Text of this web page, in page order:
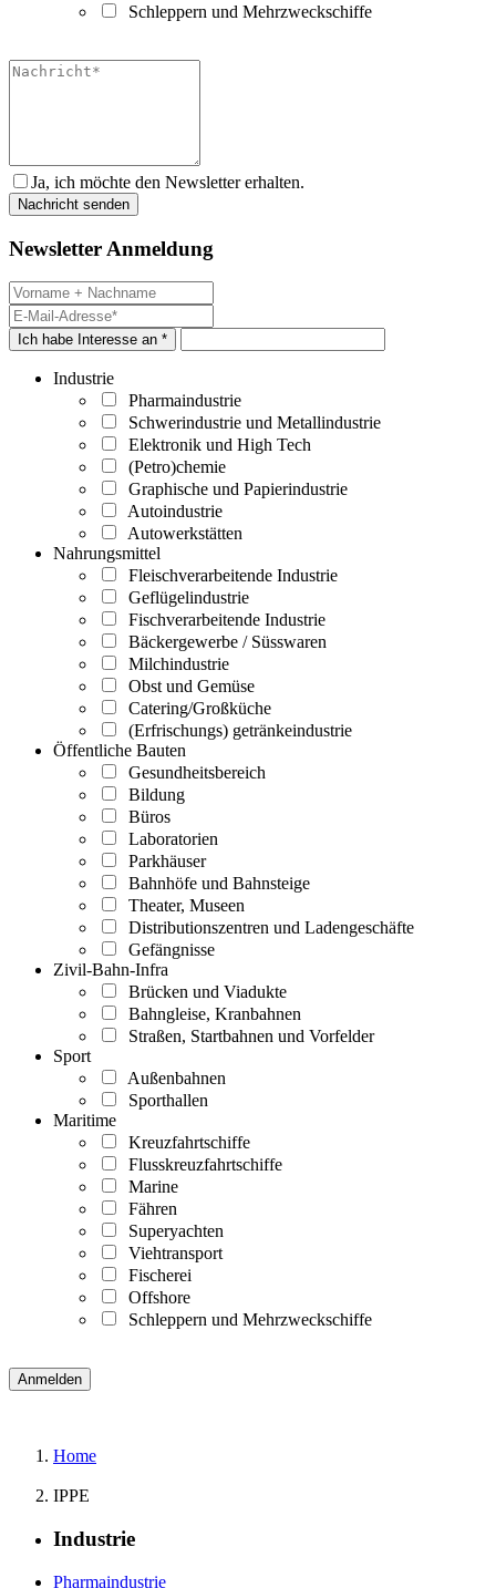
Schleppern und Mehrzweckschiffe
Ja, ich möchte den Newsletter erhalten.
Newsletter Anmeldung
Ich habe Interesse an *
Industrie
Pharmaindustrie
Schwerindustrie und Metallindustrie
Elektronik und High Tech
(Petro)chemie
Graphische und Papierindustrie
Autoindustrie
Autowerkstätten
Nahrungsmittel
Fleischverarbeitende Industrie
Geflügelindustrie
Fischverarbeitende Industrie
Bäckergewerbe / Süsswaren
Milchindustrie
Obst und Gemüse
Catering/Großküche
(Erfrischungs) getränkeindustrie
Öffentliche Bauten
Gesundheitsbereich
Bildung
Büros
Laboratorien
Parkhäuser
Bahnhöfe und Bahnsteige
Theater, Museen
Distributionszentren und Ladengeschäfte
Gefängnisse
Zivil-Bahn-Infra
Brücken und Viadukte
Bahngleise, Kranbahnen
Straßen, Startbahnen und Vorfelder
Sport
Außenbahnen
Sporthallen
Maritime
Kreuzfahrtschiffe
Flusskreuzfahrtschiffe
Marine
Fähren
Superyachten
Viehtransport
Fischerei
Offshore
Schleppern und Mehrzweckschiffe
Home
IPPE
Industrie
Pharmaindustrie